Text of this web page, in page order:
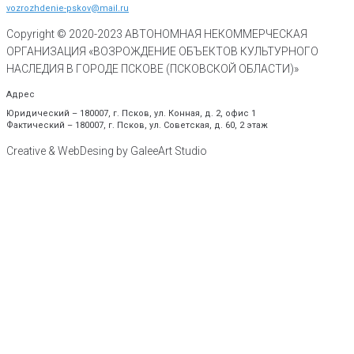
vozrozhdenie-pskov@mail.ru
Copyright © 2020-2023 АВТОНОМНАЯ НЕКОММЕРЧЕСКАЯ
ОРГАНИЗАЦИЯ «ВОЗРОЖДЕНИЕ ОБЪЕКТОВ КУЛЬТУРНОГО
НАСЛЕДИЯ В ГОРОДЕ ПСКОВЕ (ПСКОВСКОЙ ОБЛАСТИ)»
Адрес
Юридический – 180007, г. Псков, ул. Конная, д. 2, офис 1
Фактический – 180007, г. Псков, ул. Советская, д. 60, 2 этаж
Creative & WebDesing by GaleeArt Studio